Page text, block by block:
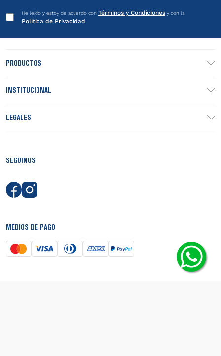
He leído y estoy de acuerdo con Términos y Condicionesy con la
Política de Privacidad
PRODUCTOS
INSTITUCIONAL
LEGALES
SEGUINOS
MEDIOS DE PAGO